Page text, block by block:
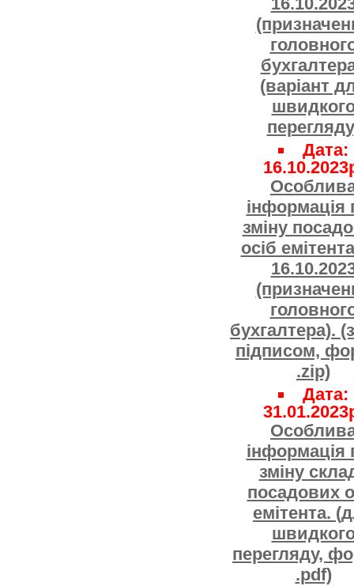
(варіант
Дата:
інформація
зміну
осіб
бухгалтера).
підписом,
.zip)
Дата:
інформація
зміну
посадових
емітента.
перегляду,
.pdf)